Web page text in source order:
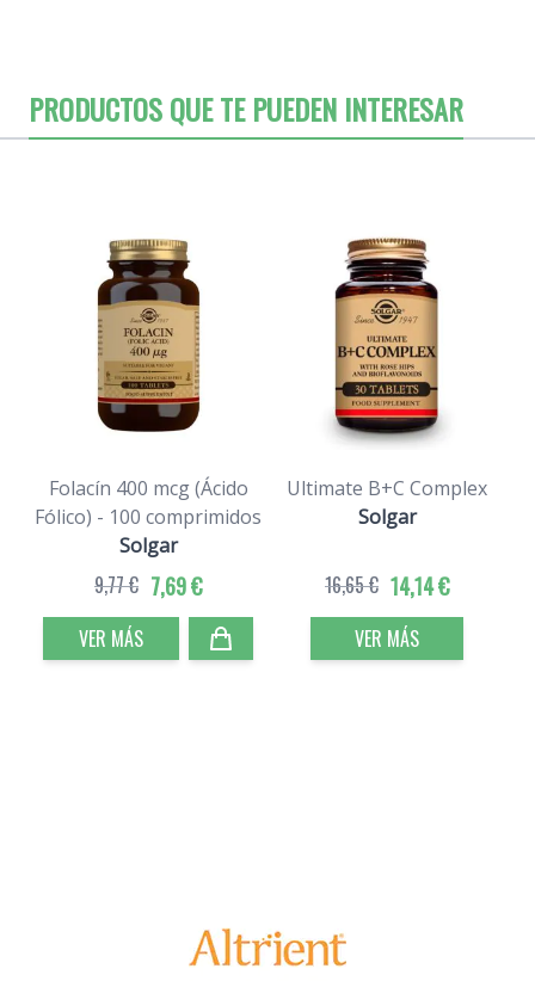
PRODUCTOS QUE TE PUEDEN INTERESAR
Folacín 400 mcg (Ácido
Fólico) - 100 comprimidos
Solgar
7,69 €
9,77 €
VER MÁS
Ultimate B+C Complex
Solgar
14,14 €
16,65 €
VER MÁS